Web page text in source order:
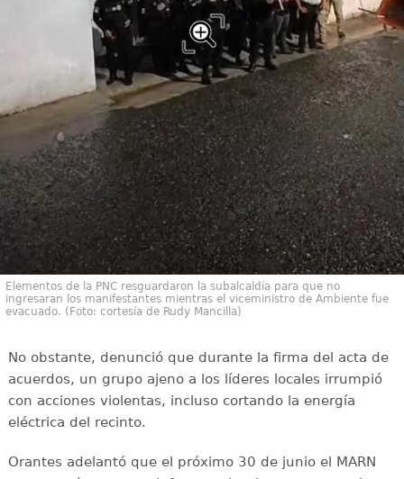
Elementos de la PNC resguardaron la subalcaldía para que no
ingresaran los manifestantes mientras el viceministro de Ambiente fue
evacuado. (Foto: cortesía de Rudy Mancilla)
No obstante, denunció que durante la firma del acta de
acuerdos, un grupo ajeno a los líderes locales irrumpió
con acciones violentas, incluso cortando la energía
eléctrica del recinto.
Orantes adelantó que el próximo 30 de junio el MARN